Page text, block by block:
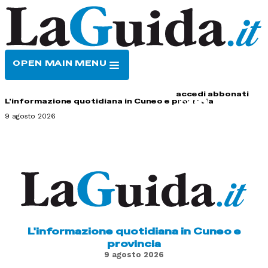
OPEN MAIN MENU
accedi abbonati
L'informazione quotidiana in Cuneo e provincia
9 agosto 2026
L'informazione quotidiana in Cuneo e
provincia
9 agosto 2026